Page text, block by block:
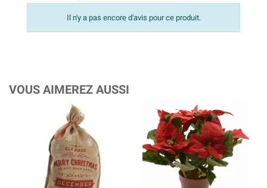
Il n'y a pas encore d'avis pour ce produit.
VOUS AIMEREZ AUSSI